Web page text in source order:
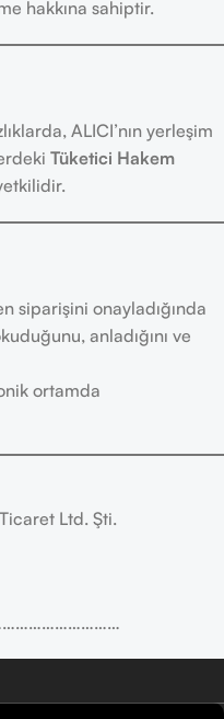
hakkına sahiptir.
ALICI’nın yerleşim
Tüketici Hakem
siparişini onayladığında
anladığını ve
ortamda
Ltd. Şti.